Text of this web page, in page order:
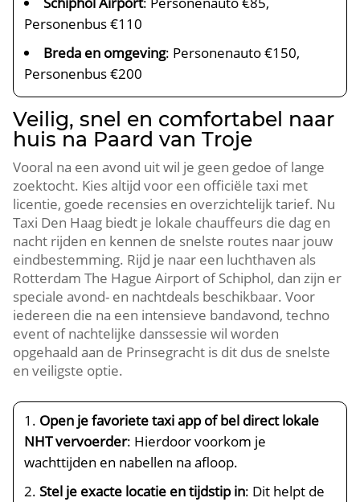
Personenbus €110
Breda en omgeving: Personenauto €150,
Personenbus €200
Veilig, snel en comfortabel naar
huis na Paard van Troje
Vooral na een avond uit wil je geen gedoe of lange
zoektocht. Kies altijd voor een officiële taxi met
licentie, goede recensies en overzichtelijk tarief. Nu
Taxi Den Haag biedt je lokale chauffeurs die dag en
nacht rijden en kennen de snelste routes naar jouw
eindbestemming. Rijd je naar een luchthaven als
Rotterdam The Hague Airport of Schiphol, dan zijn er
speciale avond- en nachtdeals beschikbaar. Voor
iedereen die na een intensieve bandavond, techno
event of nachtelijke danssessie wil worden
opgehaald aan de Prinsegracht is dit dus de snelste
en veiligste optie.
Open je favoriete taxi app of bel direct lokale
NHT vervoerder: Hierdoor voorkom je
wachttijden en nabellen na afloop.
Stel je exacte locatie en tijdstip in: Dit helpt de